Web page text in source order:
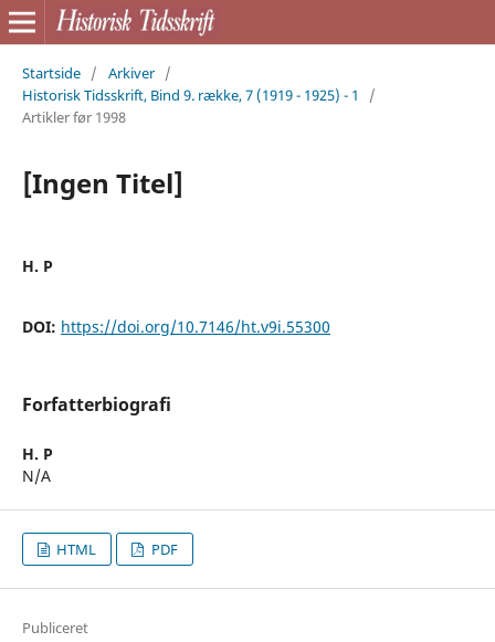
Startside / Arkiver /
Historisk Tidsskrift, Bind 9. række, 7 (1919 - 1925) - 1
/
Artikler før 1998
[Ingen Titel]
H. P
DOI: https://doi.org/10.7146/ht.v9i.55300
Forfatterbiografi
H. P
N/A
HTML PDF
Publiceret